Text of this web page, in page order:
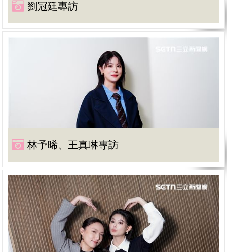
劉冠廷專訪
林予晞、王真琳專訪